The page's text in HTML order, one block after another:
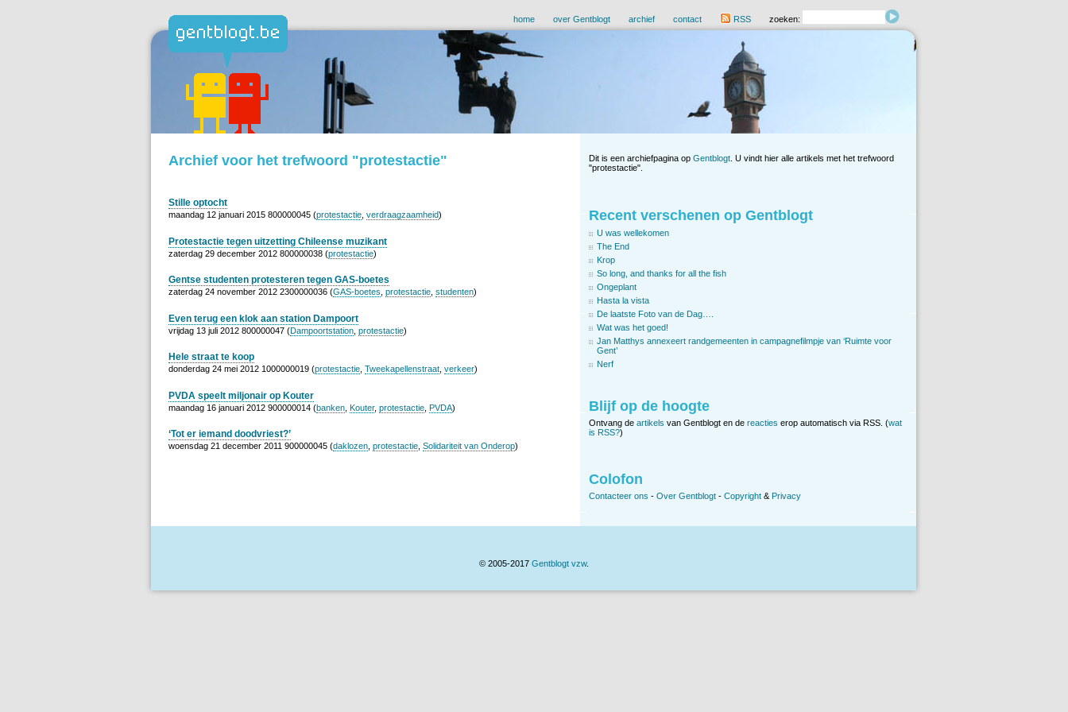
home over Gentblogt archief contact RSS zoeken:
Archief voor het trefwoord "protestactie"
Stille optocht
maandag 12 januari 2015 800000045 (protestactie verdraagzaamheid)
Protestactie tegen uitzetting Chileense muzikant
zaterdag 29 december 2012 800000038 (protestactie)
Gentse studenten protesteren tegen GAS-boetes
zaterdag 24 november 2012 2300000036 (GAS-boetes protestactie studenten)
Even terug een klok aan station Dampoort
vrijdag 13 juli 2012 800000047 (Dampoortstation protestactie)
Hele straat te koop
donderdag 24 mei 2012 1000000019 (protestactie Tweekapellenstraat verkeer)
PVDA speelt miljonair op Kouter
maandag 16 januari 2012 900000014 (banken Kouter, protestactie PVDA)
‘Tot er iemand doodvriest?’
woensdag 21 december 2011 900000045 (daklozen protestactie Solidariteit van Onderop)
Dit is een archiefpagina op Gentblogt . U vindt hier alle artikels met het trefwoord
"protestactie".
Recent verschenen op Gentblogt
U was wellekomen
The End
Krop
So long, and thanks for all the fish
Ongeplant
Hasta la vista
De laatste Foto van de Dag….
Wat was het goed!
Jan Matthys annexeert randgemeenten in campagnefilmpje van ‘Ruimte voor
Gent’
Nerf
Blijf op de hoogte
Ontvang de artikels van Gentblogt en de reacties erop automatisch via RSS. (wat
is RSS?)
Colofon
Contacteer ons - Over Gentblogt - Copyright & Privacy
© 2005-2017 Gentblogt vzw.